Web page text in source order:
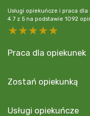
Usługi opiekuńcze i praca
4.7 z 5 na podstawie 1092
5 stars
4 stars
3 stars
2 stars
Praca dla opiekunek
Zostań opiekunką
Usługi opiekuńcze